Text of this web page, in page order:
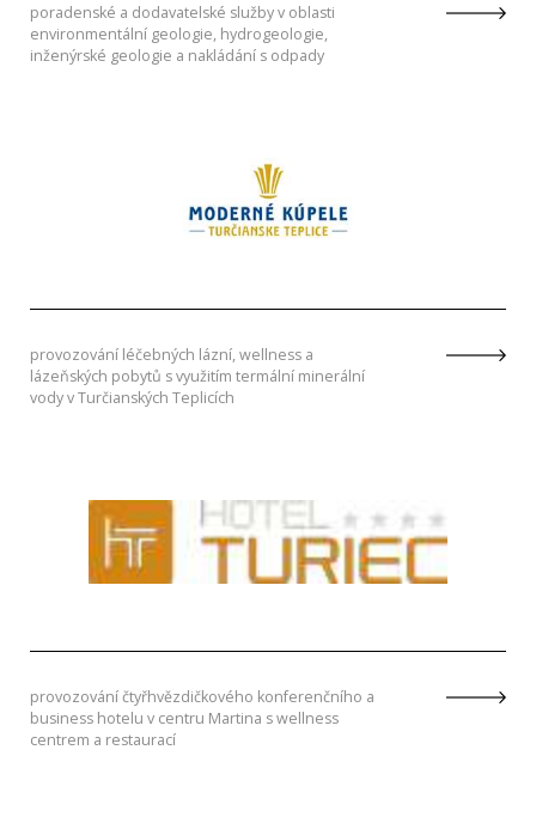
poradenské a dodavatelské služby v oblasti
environmentální geologie, hydrogeologie,
inženýrské geologie a nakládání s odpady
provozování léčebných lázní, wellness a
lázeňských pobytů s využitím termální minerální
vody v Turčianských Teplicích
provozování čtyřhvězdičkového konferenčního a
business hotelu v centru Martina s wellness
centrem a restaurací